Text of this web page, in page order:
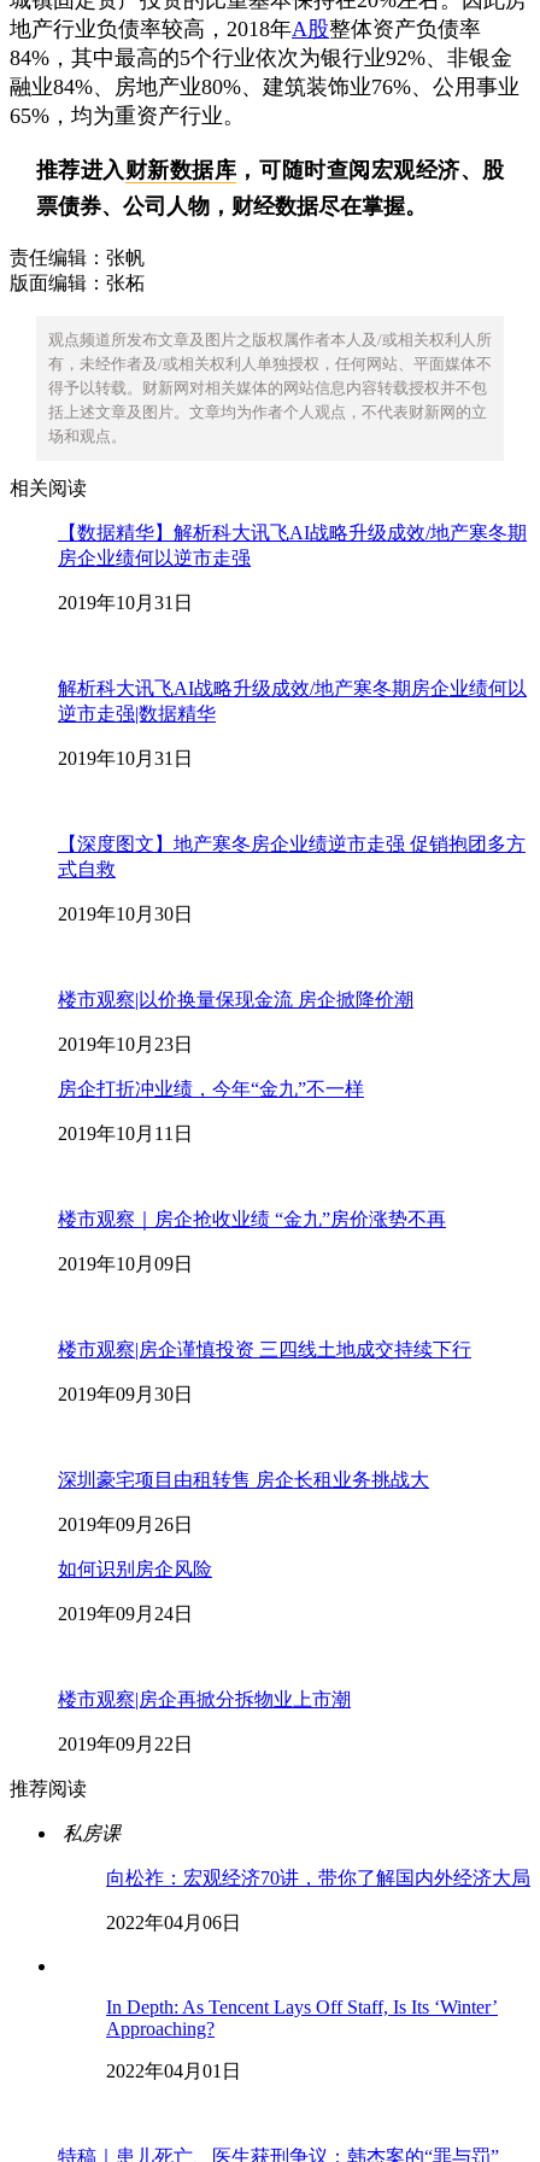
地产行业负债率较高，2018年A股整体资产负债率
84%，其中最高的5个行业依次为银行业92%、非银金
融业84%、房地产业80%、建筑装饰业76%、公用事业
65%，均为重资产行业。
推荐进入 财新数据库 ，可随时查阅宏观经济、股
票债券、公司人物，财经数据尽在掌握。
责任编辑：张帆
版面编辑：张柘
观点频道所发布文章及图片之版权属作者本人及/或相关权利人所
有，未经作者及/或相关权利人单独授权，任何网站、平面媒体不
得予以转载。财新网对相关媒体的网站信息内容转载授权并不包
括上述文章及图片。文章均为作者个人观点，不代表财新网的立
场和观点。
相关阅读
【数据精华】解析科大讯飞AI战略升级成效/地产寒冬期
房企业绩何以逆市走强
2019年10月31日
解析科大讯飞AI战略升级成效/地产寒冬期房企业绩何以
逆市走强|数据精华
2019年10月31日
【深度图文】地产寒冬房企业绩逆市走强 促销抱团多方
式自救
2019年10月30日
楼市观察|以价换量保现金流 房企掀降价潮
2019年10月23日
房企打折冲业绩，今年“金九”不一样
2019年10月11日
楼市观察｜房企抢收业绩 “金九”房价涨势不再
2019年10月09日
楼市观察|房企谨慎投资 三四线土地成交持续下行
2019年09月30日
深圳豪宅项目由租转售 房企长租业务挑战大
2019年09月26日
如何识别房企风险
2019年09月24日
楼市观察|房企再掀分拆物业上市潮
2019年09月22日
推荐阅读
私房课
向松祚：宏观经济70讲，带你了解国内外经济大局
2022年04月06日
In Depth: As Tencent Lays Off Staff, Is Its ‘Winter’
Approaching?
2022年04月01日
特稿｜患儿死亡、医生获刑争议：韩杰案的“罪与罚”